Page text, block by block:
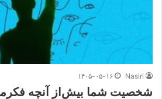
Nasiri ۱۴۰۵-۰۵-۱۶
شخصیت شما بیش‌از آنچه